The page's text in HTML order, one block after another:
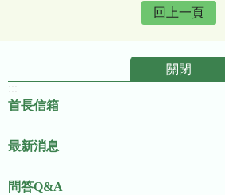
回上一頁
關閉
首長信箱
最新消息
問答Q&A